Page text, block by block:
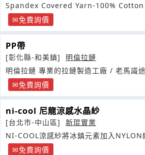
Spandex Covered Yarn-100% Cotton
免費詢價
PP帶
[彰化縣-和美鎮]
明倫拉鏈
明倫拉鏈 專業的拉鏈製造工廠 / 老馬識
免費詢價
ni-cool 尼龍涼感水晶紗
[台北市-中山區]
新琨實業
NI-COOL涼感紗將冰鎮元素加入NYLON
式抽紗免費詢價